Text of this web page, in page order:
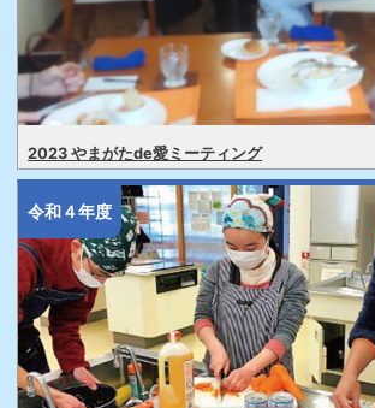
2023 やまがたde愛ミーティング
令和４年度